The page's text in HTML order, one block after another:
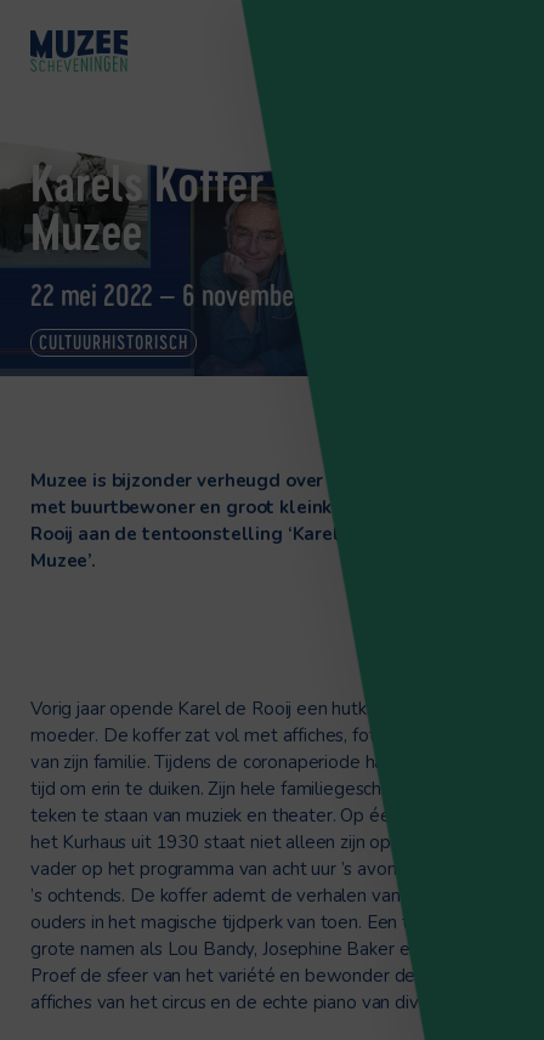
Karels Koffer – Magie in
Muzee
22 mei 2022 – 6 november 2022
CULTUURHISTORISCH
Muzee is bijzonder verheugd over de samenwerking
met buurtbewoner en groot kleinkunstenaar Karel de
Rooij aan de tentoonstelling ‘Karels Koffer – Magie in
Muzee’.
Vorig jaar opende Karel de Rooij een hutkoffer van zijn
moeder. De koffer zat vol met affiches, foto’s en brieven
van zijn familie. Tijdens de coronaperiode had hij eindelijk
tijd om erin te duiken. Zijn hele familiegeschiedenis bleek in
teken te staan van muziek en theater. Op één affiche van
het Kurhaus uit 1930 staat niet alleen zijn opa maar ook zijn
vader op het programma van acht uur ’s avonds tot vier uur
’s ochtends. De koffer ademt de verhalen van Karels
ouders in het magische tijdperk van toen. Een tijd met
grote namen als Lou Bandy, Josephine Baker en Pia Beck.
Proef de sfeer van het variété en bewonder de prachtige
affiches van het circus en de echte piano van diva Pia Beck.